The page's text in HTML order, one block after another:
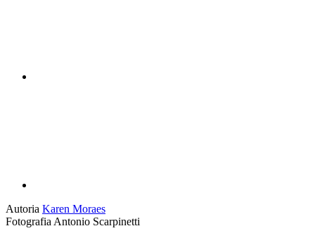
Autoria Karen Moraes
Fotografia Antonio Scarpinetti